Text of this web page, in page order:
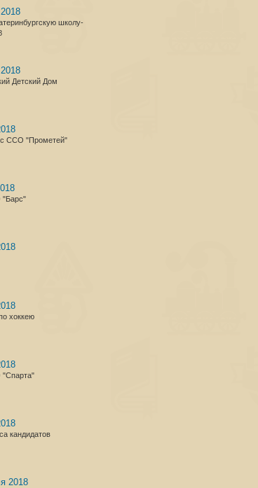
школу-
Детский Дом
с ССО "Прометей"
"Барс"
хоккею
"Спарта"
кандидатов
2018